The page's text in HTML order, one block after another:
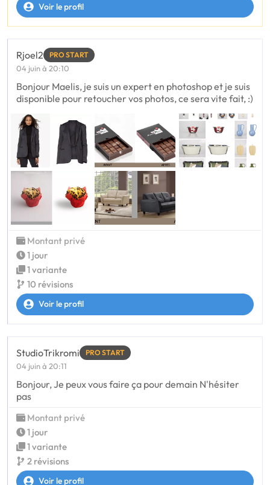
Voir le profil
Rjoel2 PRO START
04 juin à 20:10
Bonjour Maelis, je suis un expert en photoshop et je suis
disponible pour retoucher vos photos, ce sera vite fait, :)
Montant privé
1 jour
1 variante
10 révisions
Voir le profil
StudioTrikromi PRO START
04 juin à 20:11
Bonjour, Je peux vous faire ça pour demain N'hésiter
pas
Montant privé
1 jour
1 variante
2 révisions
Voir le profil